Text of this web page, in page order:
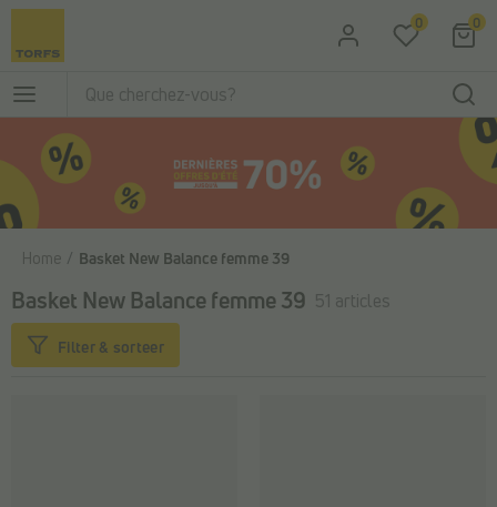
Passer au contenu principal 0 0
Home Basket New Balance femme 39
Basket New Balance femme 39 51 articles
Filter & sorteer